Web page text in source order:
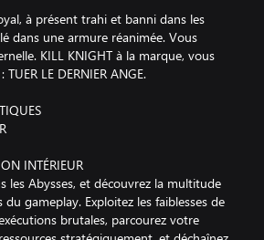
à présent trahi et banni dans les
dans une armure réanimée. Vous
KILL KNIGHT à la marque, vous
LE DERNIER ANGE.
INTÉRIEUR
les Abysses, et découvrez la multitude
gameplay. Exploitez les faiblesses de
brutales, parcourez votre